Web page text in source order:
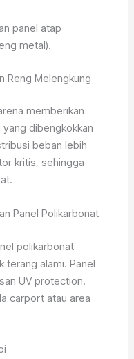
panel atap
metal).
Reng Melengkung
memberikan
dibengkokkan
beban lebih
kritis, sehingga
Panel Polikarbonat
polikarbonat
terang alami. Panel
UV protection.
carport atau area